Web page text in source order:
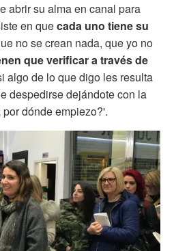
abrir su alma en canal para
en quecada uno tiene su
no se crean nada, que yo no
que verificar a través de
algo de lo que digo les resulta
despedirse dejándote con la
dónde empiezo?'.